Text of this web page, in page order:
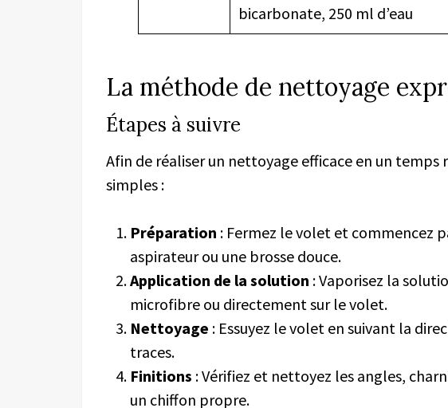
bicarbonate, 250 ml d’eau
La méthode de nettoyage
Étapes à suivre
Afin de réaliser un nettoyage efficace en un temps
simples :
Préparation : Fermez le volet et commencez
aspirateur ou une brosse douce.
Application de la solution : Vaporisez la
microfibre ou directement sur le volet.
Nettoyage : Essuyez le volet en suivant la
traces.
Finitions : Vérifiez et nettoyez les angles,
un chiffon propre.